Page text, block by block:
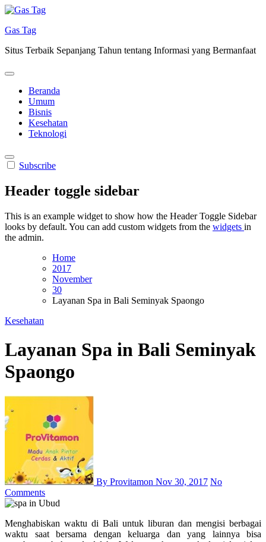
Skip
content
Gas Tag
Situs Terbaik Sepanjang Tahun tentang Informasi yang Bermanfaat
Beranda
Umum
Bisnis
Kesehatan
Teknologi
Subscribe
Header toggle sidebar
This is an example widget to show how the Header Toggle Sidebar
looks by default. You can add custom widgets from the widgets in
the admin.
Home
2017
November
30
Layanan Spa in Bali Seminyak Spaongo
Kesehatan
Layanan Spa in Bali Seminyak
Spaongo
By Provitamon Nov 30, 2017 No
Comments
Menghabiskan waktu di Bali untuk liburan dan mengisi berbagai
waktu saat bersama dengan keluarga dan yang lainnya bisa